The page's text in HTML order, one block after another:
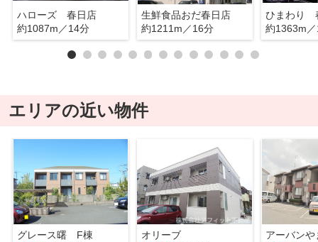
ハローズ 春日店
約1087m／14分
生鮮食品おだ春日店
約1211m／16分
ひまわり
約1363m
エリアの近い物件
グレース曙 F棟
オリーブ
アーバン